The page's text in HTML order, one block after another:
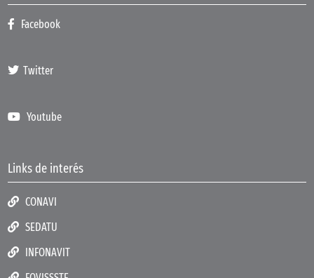
Facebook
Twitter
Youtube
Links de interés
CONAVI
SEDATU
INFONAVIT